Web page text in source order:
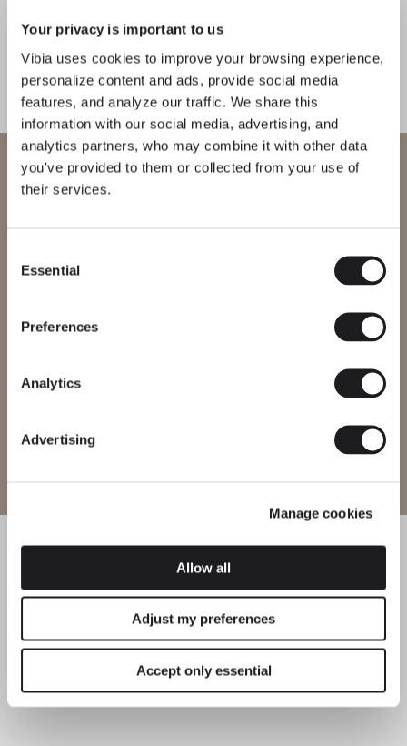
Your privacy is important to us
Vibia uses cookies to improve your browsing experience,
personalize content and ads, provide social media
features, and analyze our traffic. We share this
information with our social media, advertising, and
analytics partners, who may combine it with other data
you've provided to them or collected from your use of
their services.
Selection
Essential
Preferences
Analytics
Advertising
Manage cookies
Allow all
Adjust my preferences
Accept only essential
effetti luminosi, a seconda delle
circostanze.
COMPLETA LA TUA ATMOSFERA
PARETE
PROGETTI
Benvenuto in Vibia
Seleziona il sito web corretto per la tua regione per assicurarti che
sicurezza locali. Nota che alcuni prodotti potrebbero non essere